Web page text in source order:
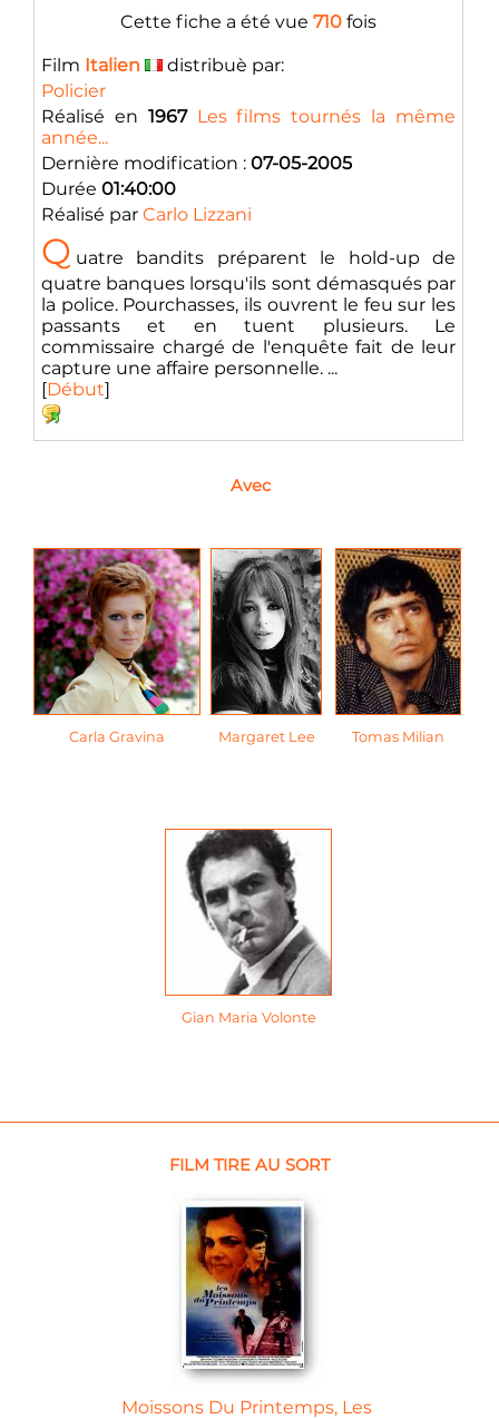
Cette fiche a été vue 710 fois
Film Italien
distribuè par:
Policier
Réalisé en 1967 Les films tournés la même
année...
Dernière modification : 07-05-2005
Durée 01:40:00
Réalisé par Carlo Lizzani
Q uatre bandits préparent le hold-up de
quatre banques lorsqu'ils sont démasqués par
la police. Pourchasses, ils ouvrent le feu sur les
passants et en tuent plusieurs. Le
commissaire chargé de l'enquête fait de leur
capture une affaire personnelle. ...
[Début]
Avec
Carla Gravina Margaret Lee Tomas Milian
Gian Maria Volonte
FILM TIRE AU SORT
Moissons Du Printemps, Les